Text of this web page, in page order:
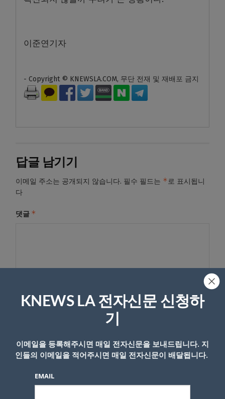
이준연기자
- Copyright © KNEWSLA.COM, 무단 전재 및 재배포 금지
답글 남기기
이메일 주소는 공개되지 않습니다. 필수 필드는 *로 표시됩니
다
댓글 *
KNEWS LA 전자신문 신청하
기
이메일을 등록해주시면 매일 전자신문을 보내드립니다. 지
인들의 이메일을 적어주시면 매일 전자신문이 배달됩니다.
EMAIL